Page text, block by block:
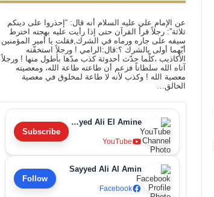
عن الإمام علي عليه السلام أنه قال: “إحذروا على دينكم
ثلاثة”: رجلاً قرأ القرآن حتى إذا رأيت عليه بهجته اخترط
سيفه على جاره ورماه في الشرك,فقلت يا أمير المؤمنين
أيّهما أولى بالشرك ؟:قال:الرامي ! ورجلاً استخفّته
الأكاذيب ،كلّما حدّث أحدوثة كذب مدّها بأطول منها ! ورجلاً
آتاه الله سلطاناً فزعم أن طاعته طاعة الله، ومعصيته
معصية الله ! وكذب لأنه لا طاعة لمخلوق في معصية
الخالق…
Sayyed Ali El Amine
YouTube
Subscribe
Sayyed Ali Al Amin
Facebook
Follow